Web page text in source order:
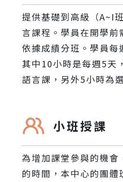
提供基礎到高級（A~I
言課程。學員在開學前
依據成績分班。學員每
其中10小時是每週5天
語言課，另外5小時為
小班授課
為增加課堂參與的機會
的時間，本中心的團體